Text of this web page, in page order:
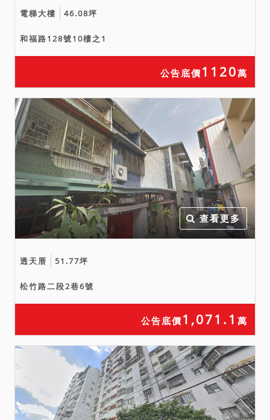
電梯大樓 46.08坪
和福路128號10樓之1
公告底價 1120萬
查看更多
透天厝 51.77坪
松竹路二段2巷6號
公告底價 1,071.1 萬